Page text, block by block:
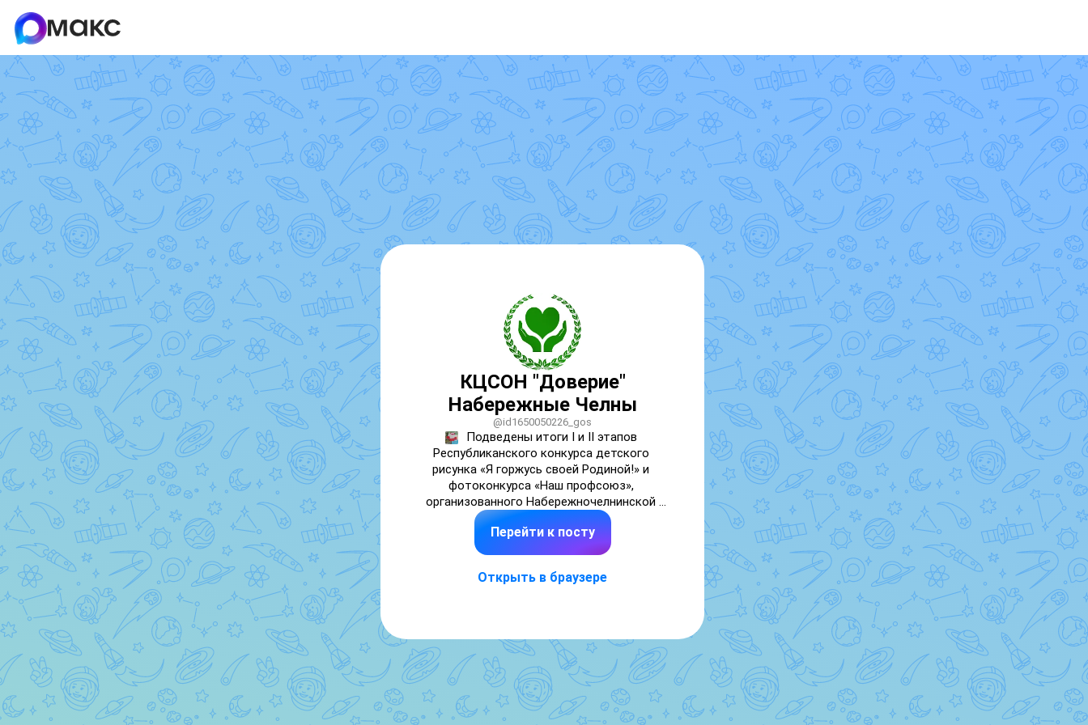
КЦСОН "Доверие"
Набережные Челны
@id1650050226_gos
Подведены итоги I и II этапов
Республиканского конкурса детского
рисунка «Я горжусь своей Родиной!» и
фотоконкурса «Наш профсоюз»,
организованного Набережночелнинской
территориальной организацией Профсоюза.
Это творческое мероприятие стало
отличной возможностью для членов
таланты и поделиться своим видением мира.
подтверждающими их вклад в мир
искусства. А для самых юных художников и
талантливых фотографов были
подготовлены приятные сюрпризы –
подарочные сертификаты в магазин
Перейти к посту
Открыть в браузере